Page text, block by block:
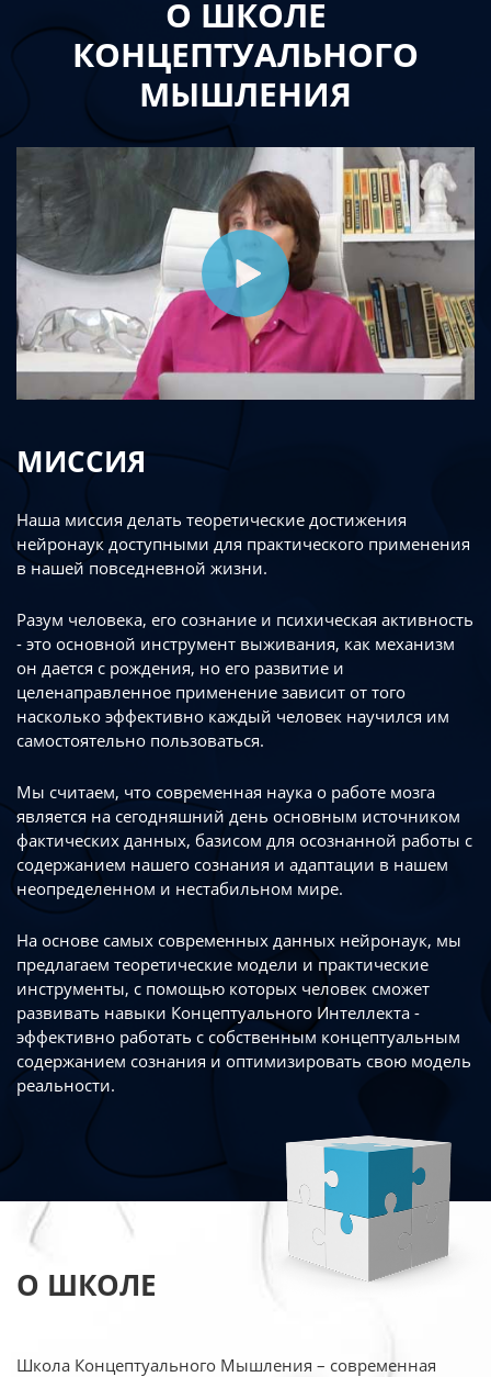
О ШКОЛЕ
КОНЦЕПТУАЛЬНОГО
МЫШЛЕНИЯ
МИССИЯ
Наша миссия делать теоретические достижения
нейронаук доступными для практического применения
в нашей повседневной жизни.
Разум человека, его сознание и психическая активность
- это основной инструмент выживания, как механизм
он дается с рождения, но его развитие и
целенаправленное применение зависит от того
насколько эффективно каждый человек научился им
самостоятельно пользоваться.
Мы считаем, что современная наука о работе мозга
является на сегодняшний день основным источником
фактических данных, базисом для осознанной работы с
содержанием нашего сознания и адаптации в нашем
неопределенном и нестабильном мире.
На основе самых современных данных нейронаук, мы
предлагаем теоретические модели и практические
инструменты, с помощью которых человек сможет
развивать навыки Концептуального Интеллекта -
эффективно работать с собственным концептуальным
содержанием сознания и оптимизировать свою модель
реальности.
О ШКОЛЕ
Школа Концептуального Мышления – современная